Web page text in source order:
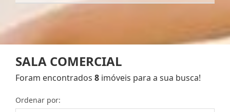
SALA COMERCIAL
Foram encontrados 8 imóveis para a sua busca!
Ordenar por: